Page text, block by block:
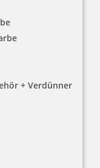
+ Verdünner